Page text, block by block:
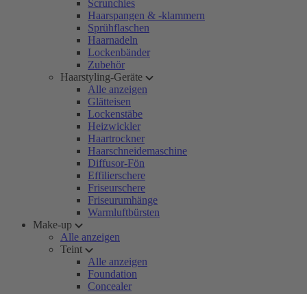
Scrunchies
Haarspangen & -klammern
Sprühflaschen
Haarnadeln
Lockenbänder
Zubehör
Haarstyling-Geräte
Alle anzeigen
Glätteisen
Lockenstäbe
Heizwickler
Haartrockner
Haarschneidemaschine
Diffusor-Fön
Effilierschere
Friseurschere
Friseurumhänge
Warmluftbürsten
Make-up
Alle anzeigen
Teint
Alle anzeigen
Foundation
Concealer